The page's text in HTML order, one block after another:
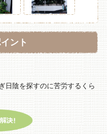
ント
日陰を探すのに苦労するくら